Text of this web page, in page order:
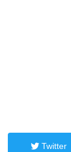
Twitter